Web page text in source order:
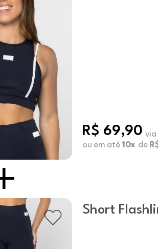
R$ 69,90 via
ou em até 10x de
Short